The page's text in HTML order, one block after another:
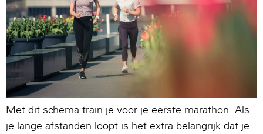
Met dit schema train je voor je eerste marathon. Als
je lange afstanden loopt is het extra belangrijk dat je